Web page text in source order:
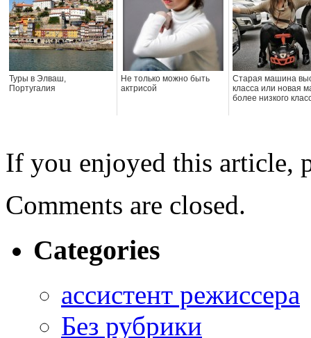
Туры в Элваш,
Португалия
Не только можно быть
актрисой
Старая машина
класса или новая
более низкого
If you enjoyed this article,
Comments are closed.
Categories
ассистент режиссера
Без рубрики